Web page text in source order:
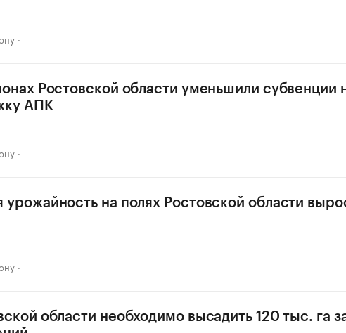
Ростовской области уменьшили субвенции
АПК
урожайность на полях Ростовской области
области необходимо высадить 120 тыс. га